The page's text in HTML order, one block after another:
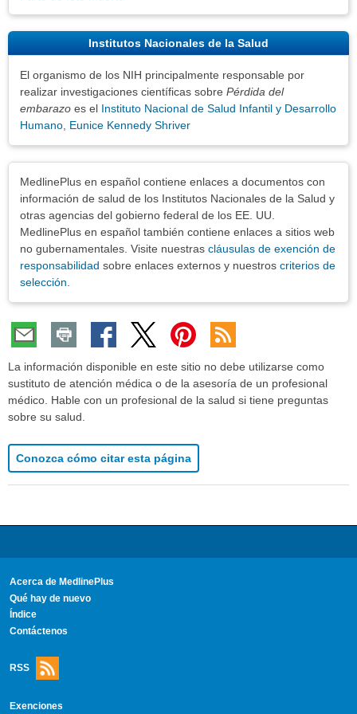
Institutos Nacionales de la Salud
El organismo de los NIH principalmente responsable por
realizar investigaciones científicas sobre Pérdida del
embarazo es el Instituto Nacional de Salud Infantil y Desarrollo
Humano, Eunice Kennedy Shriver
MedlinePlus en español contiene enlaces a documentos con
información de salud de los Institutos Nacionales de la Salud y
otras agencias del gobierno federal de los EE. UU.
MedlinePlus en español también contiene enlaces a sitios web
no gubernamentales. Visite nuestras cláusulas de exención de
responsabilidad sobre enlaces externos y nuestros criterios de
selección
La información disponible en este sitio no debe utilizarse como
sustituto de atención médica o de la asesoría de un profesional
médico. Hable con un profesional de la salud si tiene preguntas
sobre su salud.
Conozca cómo citar esta página
Acerca de MedlinePlus
Qué hay de nuevo
Índice
Contáctenos
RSS
Exenciones